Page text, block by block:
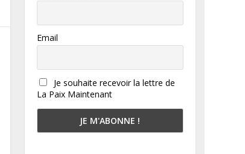
Email
Je souhaite recevoir la lettre de
La Paix Maintenant